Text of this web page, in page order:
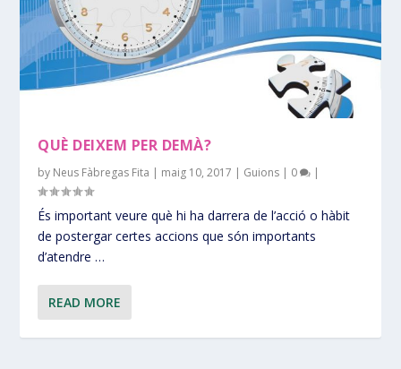
QUÈ DEIXEM PER DEMÀ?
by Neus Fàbregas Fita | maig 10, 2017 | Guions | 0 |
És important veure què hi ha darrera de l’acció o hàbit
de postergar certes accions que són importants
d’atendre …
READ MORE